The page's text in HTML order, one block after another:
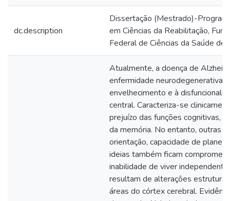
dc.description
Dissertação (Mestrado)-
em Ciências da Reabilitação,
Federal de Ciências da Saúde
Atualmente, a doença de
enfermidade neurodegenerativa
envelhecimento e à
central. Caracteriza-se
prejuízo das funções cognitivas,
da memória. No entanto, outras
orientação, capacidade de
ideias também ficam
inabilidade de viver
resultam de alterações
áreas do córtex cerebral.